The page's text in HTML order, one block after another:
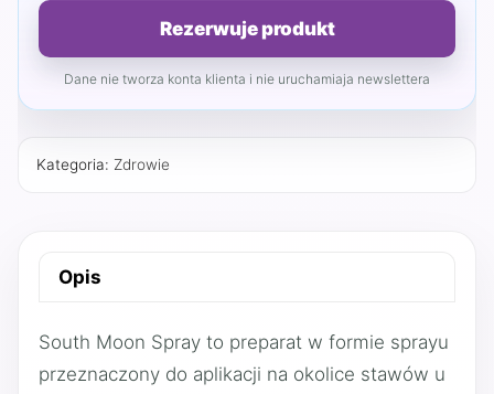
Rezerwuje produkt
Dane nie tworza konta klienta i nie uruchamiaja newslettera
Kategoria: Zdrowie
Opis
South Moon Spray to preparat w formie sprayu
przeznaczony do aplikacji na okolice stawów u